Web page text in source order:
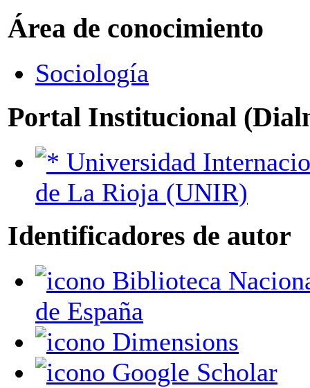
Área de conocimiento
Sociología
Portal Institucional
de La Rioja (UNIR)
Identificadores de autor
de España
Dimensions
Google Scholar